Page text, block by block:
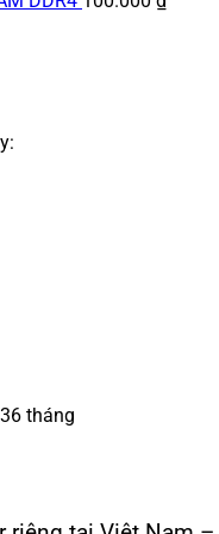
tháng